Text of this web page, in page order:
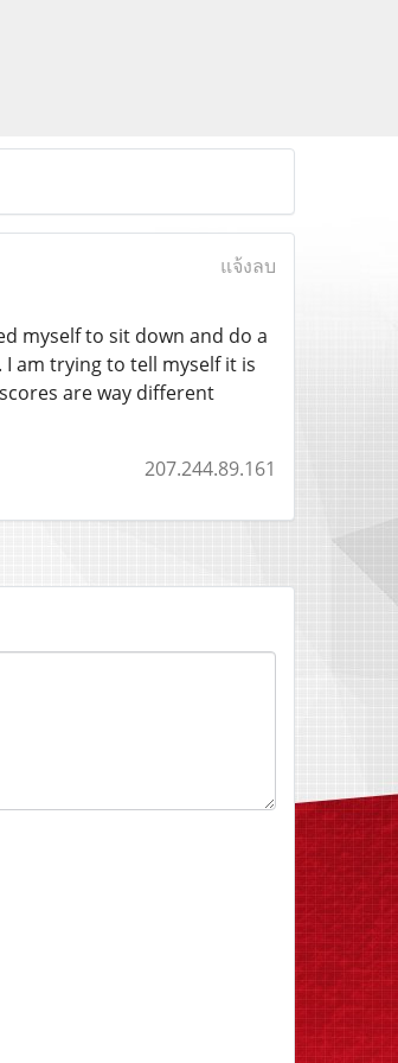
แจ้งลบ
myself to sit down and do a
am trying to tell myself it is
are way different
207.244.89.161